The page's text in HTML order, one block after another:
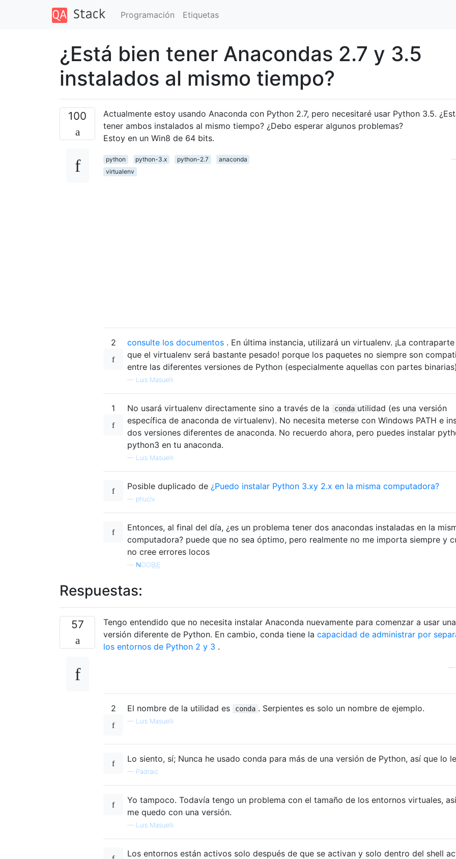
Programación Etiquetas
¿Está bien tener Anacondas 2.7 y 3.5
instalados al mismo tiempo?
100
Actualmente estoy usando Anaconda con Python 2.7, pero necesitaré usar Python 3.5.
tener ambos instalados al mismo tiempo? ¿Debo esperar algunos problemas?
Estoy en un Win8 de 64 bits.
python python-3.x python-2.7
anaconda
virtualenv
2 consulte los documentos . En última instancia, utilizará un virtualenv. ¡La
que el virtualenv será bastante pesado! porque los paquetes no siempre son
entre las diferentes versiones de Python (especialmente aquellas con partes
— Luis Masuelli
1 No usará virtualenv directamente sino a través de la conda utilidad (es una versión
específica de anaconda de virtualenv). No necesita meterse con Windows PATH e
dos versiones diferentes de anaconda. No recuerdo ahora, pero puedes instalar
python3 en tu anaconda.
— Luis Masuelli
Posible duplicado de ¿Puedo instalar Python 3.xy 2.x en la misma computadora?
phuclv
Entonces, al final del día, ¿es un problema tener dos anacondas instaladas en la
computadora? puede que no sea óptimo, pero realmente no me importa siempre y
no cree errores locos
ℕʘʘḆḽḘ
Respuestas:
57
Tengo entendido que no necesita instalar Anaconda nuevamente para comenzar a usar una
versión diferente de Python. En cambio, conda tiene la capacidad de administrar por
los entornos de Python 2 y 3 .
—
2 El nombre de la utilidad es conda . Serpientes es solo un nombre de ejemplo.
— Luis Masuelli
Lo siento, sí; Nunca he usado conda para más de una versión de Python, así que lo
— Padraic
Yo tampoco. Todavía tengo un problema con el tamaño de los entornos virtuales,
me quedo con una versión.
— Luis Masuelli
Los entornos están activos solo después de que se activan y solo dentro del shell